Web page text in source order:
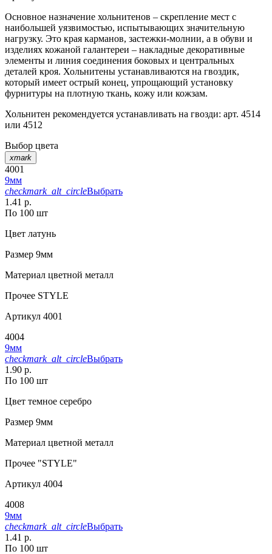
Основное назначение хольнитенов – скрепление мест с
наибольшей уязвимостью, испытывающих значительную
нагрузку. Это края карманов, застежки-молнии, а в обуви и
изделиях кожаной галантереи – накладные декоративные
элементы и линия соединения боковых и центральных
деталей кроя. Хольнитены устанавливаются на гвоздик,
который имеет острый конец, упрощающий установку
фурнитуры на плотную ткань, кожу или кожзам.
Хольнитен рекомендуется устанавливать на гвозди: арт. 4514
или 4512
Выбор цвета
xmark
4001
9мм
checkmark_alt_circleВыбрать
1.41 р.
По 100 шт
Цвет латунь
Размер 9мм
Материал цветной металл
Прочее STYLE
Артикул 4001
4004
9мм
checkmark_alt_circleВыбрать
1.90 р.
По 100 шт
Цвет темное серебро
Размер 9мм
Материал цветной металл
Прочее "STYLE"
Артикул 4004
4008
9мм
checkmark_alt_circleВыбрать
1.41 р.
По 100 шт